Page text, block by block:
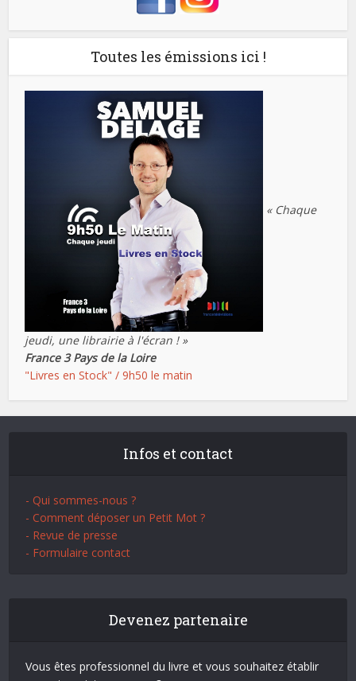
Toutes les émissions ici !
« Chaque
jeudi, une librairie à l'écran ! »
France 3 Pays de la Loire
"Livres en Stock" / 9h50 le matin
Infos et contact
- Qui sommes-nous ?
- Comment déposer un Petit Mot ?
- Revue de presse
- Formulaire contact
Devenez partenaire
Vous êtes professionnel du livre et vous souhaitez établir